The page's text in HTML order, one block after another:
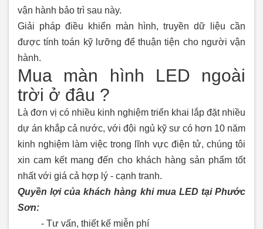
vận hành bảo trì sau này.
Giải pháp điều khiển màn hình, truyền dữ liệu cần
được tính toán kỹ lưỡng để thuận tiện cho người vận
hành.
Mua màn hình LED ngoài
trời ở đâu ?
Là đơn vị có nhiều kinh nghiệm triển khai lắp đặt nhiều
dự án khắp cả nước, với đội ngủ kỹ sư có hơn 10 năm
kinh nghiệm làm việc trong lĩnh vực điện tử, chúng tôi
xin cam kết mang đến cho khách hàng sản phẩm tốt
nhất với giá cả hợp lý - cạnh tranh.
Quyền lợi của khách hàng khi mua LED tại Phước
Sơn:
- Tư vấn, thiết kế miễn phí